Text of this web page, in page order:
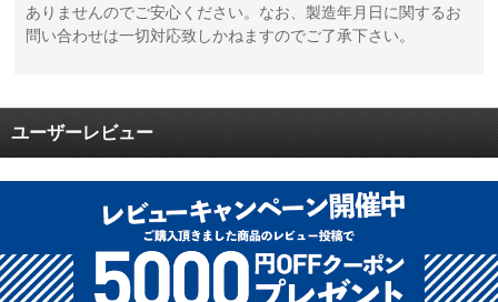
ありませんのでご安心ください。なお、製造年月日に関するお
問い合わせは一切対応致しかねますのでご了承下さい。
ユーザーレビュー